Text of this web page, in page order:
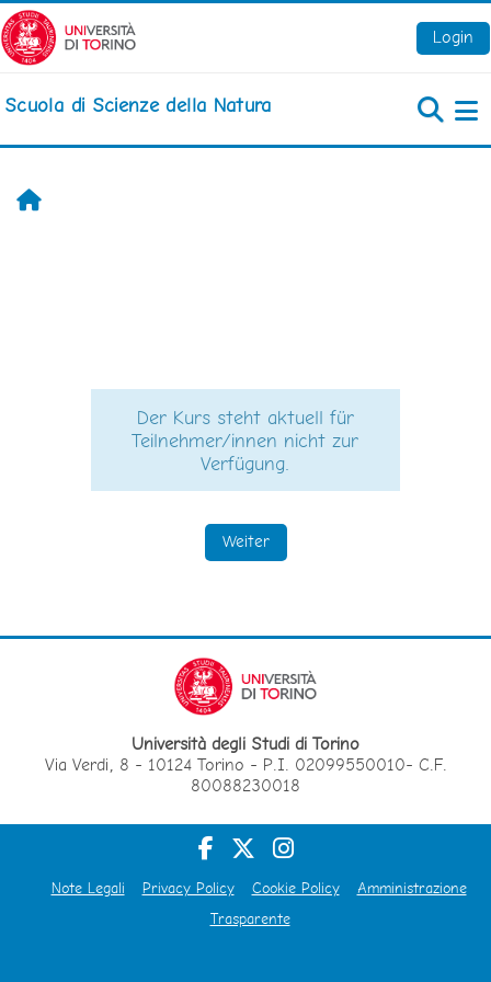
Zum Hauptinhalt
Login
Scuola di Scienze della Natura
Startseite
Der Kurs steht aktuell für
Teilnehmer/innen nicht zur
Verfügung.
Weiter
Università degli Studi di Torino
Via Verdi, 8 - 10124 Torino - P.I. 02099550010- C.F.
80088230018
Note Legali Privacy Policy Cookie Policy
Amministrazione
Trasparente